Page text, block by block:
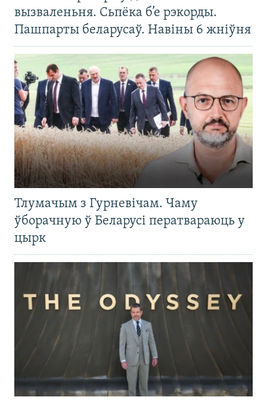
вызваленьня. Сьпёка б’е рэкорды.
Пашпарты беларусаў. Навіны 6 жніўня
Тлумачым з Гурневічам. Чаму
ўборачную ў Беларусі ператвараюць у
цырк